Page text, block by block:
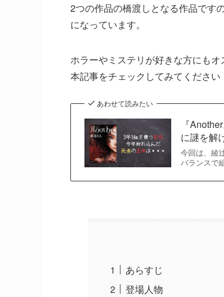
2つの作品の橋渡しとなる作品です
になっています。
ホラーやミステリが好きな方にも
本記事をチェックしてみてください
あわせて読みたい
『
に謎を解
今回は、綾
バランスで
あらすじ
登場人物